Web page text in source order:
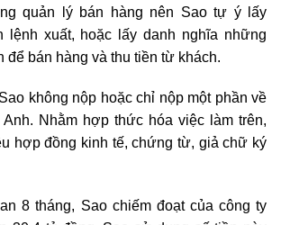
quản lý bán hàng nên Sao tự ý lấy
lệnh xuất, hoặc lấy danh nghĩa những
để bán hàng và thu tiền từ khách.
không nộp hoặc chỉ nộp một phần về
Nhằm hợp thức hóa việc làm trên,
hợp đồng kinh tế, chứng từ, giả chữ ký
8 tháng, Sao chiếm đoạt của công ty